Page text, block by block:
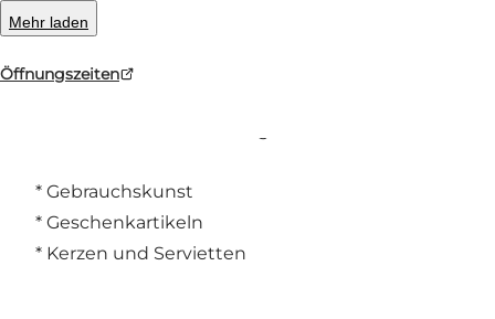
Mehr laden
Öffnungszeiten
* Gebrauchskunst
* Geschenkartikeln
* Kerzen und Servietten